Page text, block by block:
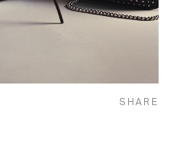
SHARE